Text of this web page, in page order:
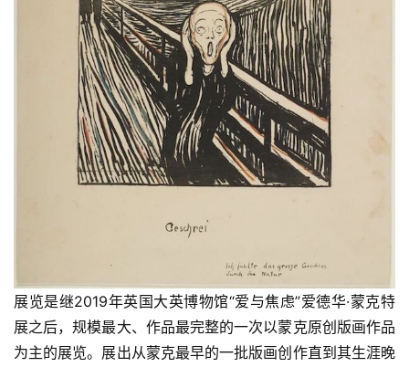
展览是继2019年英国大英博物馆“爱与焦虑”爱德华·蒙克特
展之后，规模最大、作品最完整的一次以蒙克原创版画作品
为主的展览。展出从蒙克最早的一批版画创作直到其生涯晚